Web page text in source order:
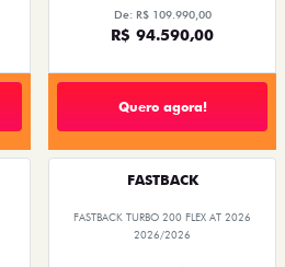
De: R$ 109.990,00
R$ 94.590,00
Quero agora!
FASTBACK
FASTBACK TURBO 200 FLEX AT 2026
2026/2026